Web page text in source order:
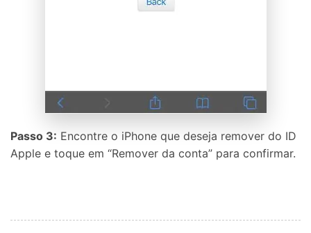
Passo 3: Encontre o iPhone que deseja remover do ID
Apple e toque em “Remover da conta” para confirmar.